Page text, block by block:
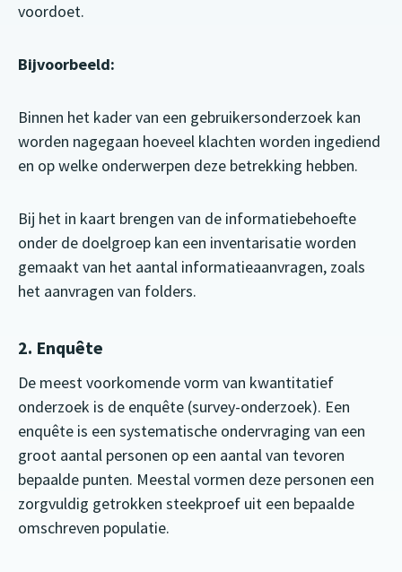
voordoet.
Bijvoorbeeld:
Binnen het kader van een gebruikersonderzoek kan
worden nagegaan hoeveel klachten worden ingediend
en op welke onderwerpen deze betrekking hebben.
Bij het in kaart brengen van de informatiebehoefte
onder de doelgroep kan een inventarisatie worden
gemaakt van het aantal informatieaanvragen, zoals
het aanvragen van folders.
2. Enquête
De meest voorkomende vorm van kwantitatief
onderzoek is de enquête (survey-onderzoek). Een
enquête is een systematische ondervraging van een
groot aantal personen op een aantal van tevoren
bepaalde punten. Meestal vormen deze personen een
zorgvuldig getrokken steekproef uit een bepaalde
omschreven populatie.